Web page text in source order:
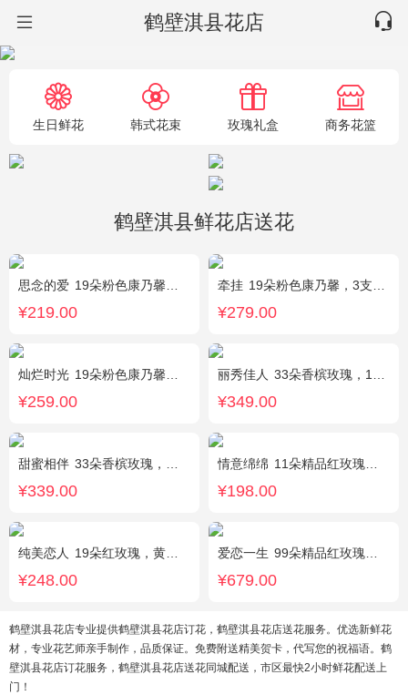
鹤壁淇县花店
生日鲜花 韩式花束 玫瑰礼盒 商务花篮
鹤壁淇县鲜花店送花
思念的爱 19朵粉色康乃馨，尤加利搭配
¥219.00
牵挂 19朵粉色康乃馨，3支多头粉百合，黄莺搭配
¥279.00
灿烂时光 19朵粉色康乃馨，2支多头粉百合，桔梗、黄莺搭配
¥259.00
丽秀佳人 33朵香槟玫瑰，1条灯带，桔梗、绿叶搭配
¥349.00
甜蜜相伴 33朵香槟玫瑰，配花、绿叶搭配
¥339.00
情意绵绵 11朵精品红玫瑰，搭配相思梅、黄莺，随机赠送一对小熊。
¥198.00
纯美恋人 19朵红玫瑰，黄莺、满天星、绿叶适量点缀
¥248.00
爱恋一生 99朵精品红玫瑰，搭配适量相思梅。
¥679.00
鹤壁淇县花店专业提供鹤壁淇县花店订花，鹤壁淇县花店送花服务。优选新鲜花
材，专业花艺师亲手制作，品质保证。免费附送精美贺卡，代写您的祝福语。鹤
壁淇县花店订花服务，鹤壁淇县花店送花同城配送，市区最快2小时鲜花配送上
门！